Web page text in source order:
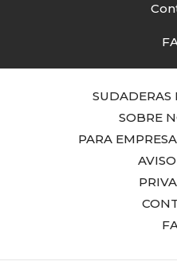
SUDADERAS
SOBRE
PARA